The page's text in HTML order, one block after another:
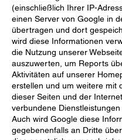
(einschließlich Ihrer IP-
einen Server von Google in
übertragen und dort
wird diese Informationen
die Nutzung unserer
auszuwerten, um Reports
Aktivitäten auf unserer
erstellen und um weitere mit
dieser Seiten und der
verbundene Dienstleistungen
Auch wird Google diese
gegebenenfalls an Dritte